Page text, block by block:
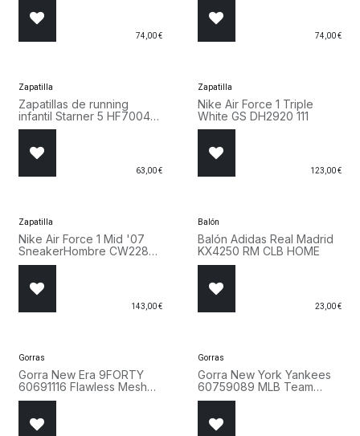
74,00€ 74,00€
Zapatilla
Zapatillas de running
infantil Starner 5 HF7004
002
63,00€
Zapatilla
Nike Air Force 1 Triple
White GS DH2920 111
123,00€
Zapatilla
Nike Air Force 1 Mid '07
SneakerHombre CW2289
001
143,00€
¡Nuevo!
Balón
Balón Adidas Real Madrid
KX4250 RM CLB HOME
23,00€
Gorras
Gorra New Era 9FORTY
60691116 Flawless Mesh
de los Detroit Tigers
Gorras
Gorra New York Yankees
60759089 MLB Team
Outline 9FORTY Negro